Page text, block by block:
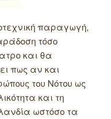
παραγωγή,
τόσο
και θα
πως αν και
του Νότου ως
και τη
ωστόσο τα